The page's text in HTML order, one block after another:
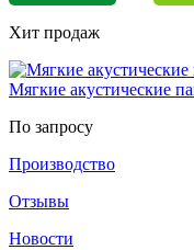
Хит продаж
Мягкие акустические
По запросу
Производство
Отзывы
Новости